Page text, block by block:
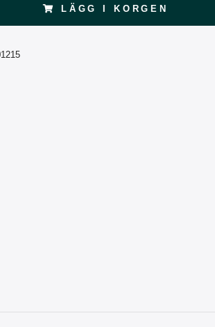
LÄGG I KORGEN